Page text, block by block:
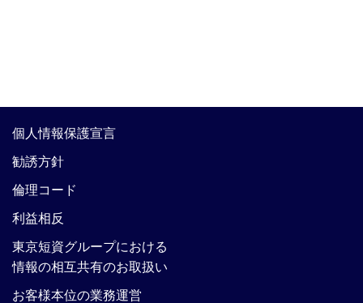
個人情報保護宣言
勧誘方針
倫理コード
利益相反
東京短資グループにおける
情報の相互共有のお取扱い
お客様本位の業務運営